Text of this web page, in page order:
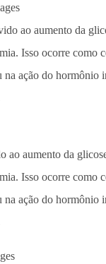
ao aumento da
Isso ocorre como
na ação do hormônio